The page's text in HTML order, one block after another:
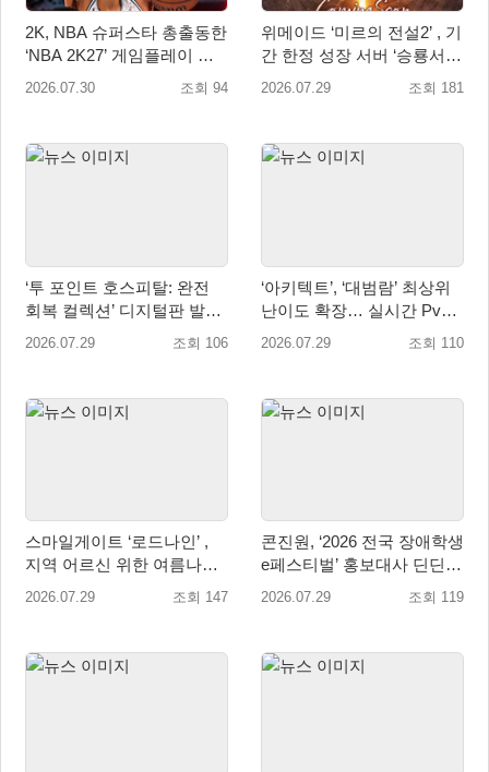
2K, NBA 슈퍼스타 총출동한
‘NBA 2K27’ 게임플레이 트
레일러 공개
2026.07.30 조회 94
위메이드 ‘미르의 전설2’ , 기
간 한정 성장 서버 ‘승룡서
버’ 사전 예약 실시
2026.07.29 조회 181
‘투 포인트 호스피탈: 완전
회복 컬렉션’ 디지털판 발매
일 9월 16일(수)로 결정!
2026.07.29 조회 106
‘아키텍트’, ‘대범람’ 최상위
난이도 확장… 실시간 PvP
콘텐츠 ‘격전’ 오픈 예고
2026.07.29 조회 110
스마일게이트 ‘로드나인’ ,
지역 어르신 위한 여름나기
지원 및 기부 캠페인 진행
2026.07.29 조회 147
콘진원, ‘2026 전국 장애학생
e페스티벌’ 홍보대사 딘딘
위촉
2026.07.29 조회 119